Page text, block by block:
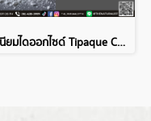
ไทเทเนียมไดออกไซด์ Tipaque CR50